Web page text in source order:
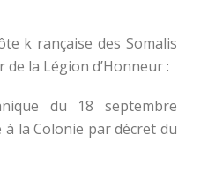
k rançaise des Somalis
la Légion d’Honneur :
du 18 septembre
à la Colonie par décret du